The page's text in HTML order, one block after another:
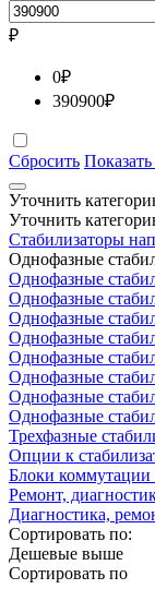
₽
0₽
390900₽
Сбросить
Уточнить
Уточнить
Стабилизаторы
Однофазные
Однофазные
Однофазные
Однофазные
Однофазные
Однофазные
Однофазные
Однофазные
Однофазные
Трехфазные
Опции к
Блоки коммутации
Ремонт,
Диагностика,
Сортировать по:
Дешевые выше
Сортировать по